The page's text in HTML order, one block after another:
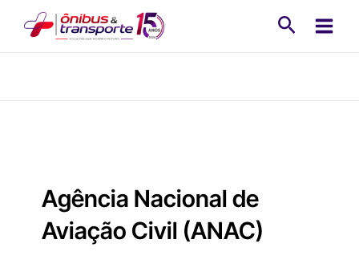
Agência Nacional de
Aviação Civil (ANAC)